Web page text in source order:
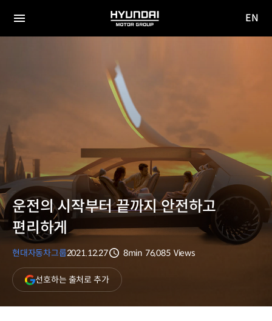
전체
HYUNDAI
MOTOR
EN
운전의 시작부터 끝까지 안전하고
편리하게
현대자동차그룹2021.12.27
8min 76,085 Views
선호하는 출처로 추가(새
창
열림)